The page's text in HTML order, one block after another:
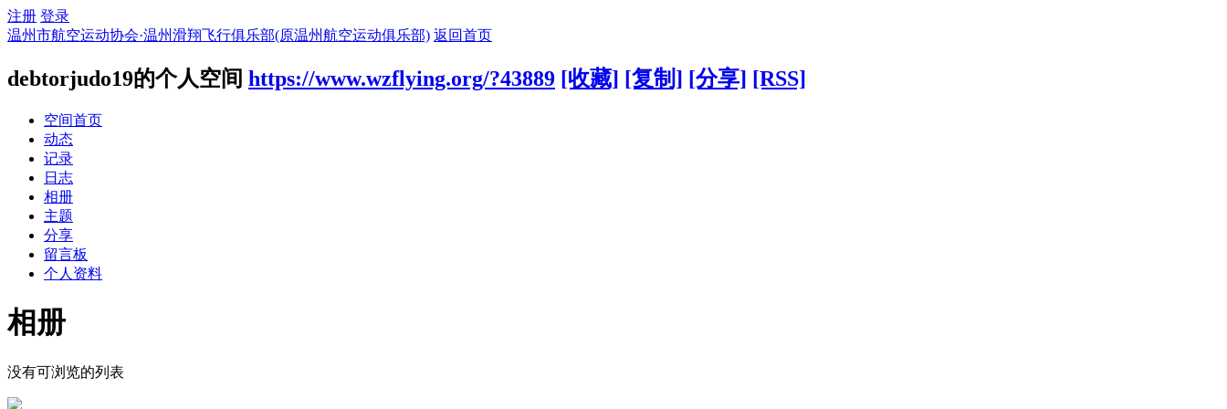
注册 登录
温州市航空运动协会·温州滑翔飞行俱乐部(原温州航空运动俱乐部) 返回首页
debtorjudo19的个人空间 https://www.wzflying.org/?43889 [收藏] [复制] [分享] [RSS]
空间首页
动态
记录
日志
相册
主题
分享
留言板
个人资料
相册
没有可浏览的列表